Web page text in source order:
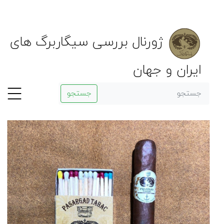
ژورنال بررسی سیگاربرگ های
ایران و جهان
جستجو